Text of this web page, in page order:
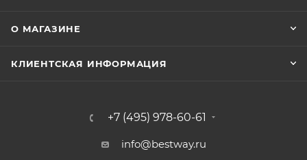
О МАГАЗИНЕ
КЛИЕНТСКАЯ ИНФОРМАЦИЯ
+7 (495) 978-60-61
info@bestway.ru